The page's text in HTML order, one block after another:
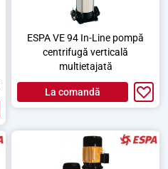
ESPA VE 94 In-Line pompă
centrifugă verticală
multietajată
La comandă